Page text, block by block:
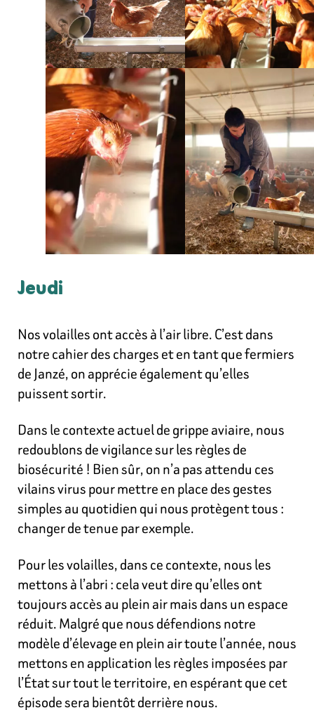
Jeudi
Nos volailles ont accès à l’air libre. C’est dans
notre cahier des charges et en tant que fermiers
de Janzé, on apprécie également qu’elles
puissent sortir.
Dans le contexte actuel de grippe aviaire, nous
redoublons de vigilance sur les règles de
biosécurité ! Bien sûr, on n’a pas attendu ces
vilains virus pour mettre en place des gestes
simples au quotidien qui nous protègent tous :
changer de tenue par exemple.
Pour les volailles, dans ce contexte, nous les
mettons à l’abri: cela veut dire qu’elles ont
toujours accès au plein air mais dans un espace
réduit. Malgré que nous défendions notre
modèle d’élevage en plein air toute l’année, nous
mettons en application les règles imposées par
l’État sur tout le territoire, en espérant que cet
épisode sera bientôt derrière nous.